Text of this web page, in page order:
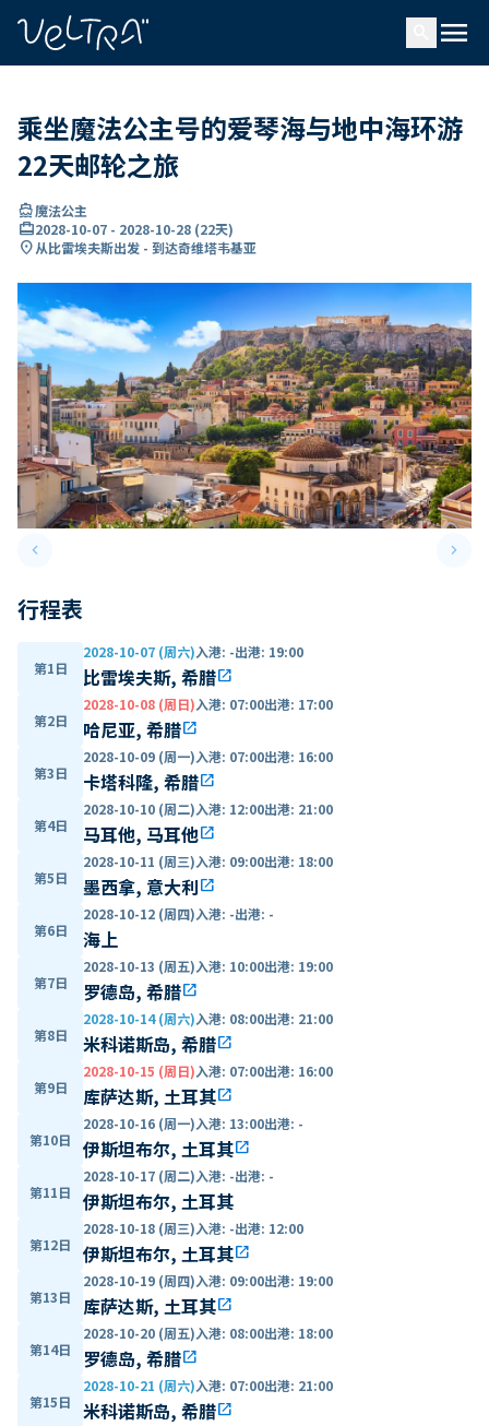
menu
乘坐魔法公主号的爱琴海与地中海环游
22天邮轮之旅
directions_boat魔法公主
card_travel2028-10-07 - 2028-10-28 (22天)
location_on从比雷埃夫斯出发 - 到达奇维塔韦基亚
keyboard_arrow_leftPrevious slide keyboard_arrow_right
行程表
第1日
2028-10-07 (周六)入港: -出港: 19:00
比雷埃夫斯, 希腊open_in_new
第2日
2028-10-08 (周日)入港: 07:00出港: 17:00
哈尼亚, 希腊open_in_new
第3日
2028-10-09 (周一)入港: 07:00出港: 16:00
卡塔科隆, 希腊open_in_new
第4日
2028-10-10 (周二)入港: 12:00出港: 21:00
马耳他, 马耳他open_in_new
第5日
2028-10-11 (周三)入港: 09:00出港: 18:00
墨西拿, 意大利open_in_new
第6日
2028-10-12 (周四)入港: -出港: -
海上
第7日
2028-10-13 (周五)入港: 10:00出港: 19:00
罗德岛, 希腊open_in_new
第8日
2028-10-14 (周六)入港: 08:00出港: 21:00
米科诺斯岛, 希腊open_in_new
第9日
2028-10-15 (周日)入港: 07:00出港: 16:00
库萨达斯, 土耳其open_in_new
第10日
2028-10-16 (周一)入港: 13:00出港: -
伊斯坦布尔, 土耳其open_in_new
第11日
2028-10-17 (周二)入港: -出港: -
伊斯坦布尔, 土耳其
第12日
2028-10-18 (周三)入港: -出港: 12:00
伊斯坦布尔, 土耳其open_in_new
第13日
2028-10-19 (周四)入港: 09:00出港: 19:00
库萨达斯, 土耳其open_in_new
第14日
2028-10-20 (周五)入港: 08:00出港: 18:00
罗德岛, 希腊open_in_new
第15日
2028-10-21 (周六)入港: 07:00出港: 21:00
米科诺斯岛, 希腊open_in_new